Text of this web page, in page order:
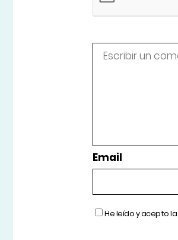
Email
He leído y acepto la